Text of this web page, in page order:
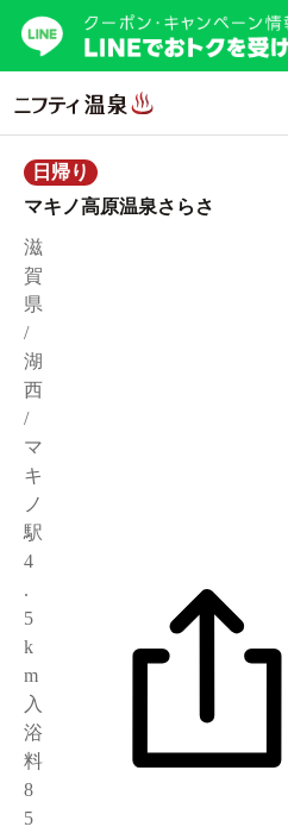
日帰り
マキノ高原温泉さらさ
滋
賀
県
/
湖
西
/
マ
キ
ノ
駅
4
.
5
k
m
入
浴
料
8
5